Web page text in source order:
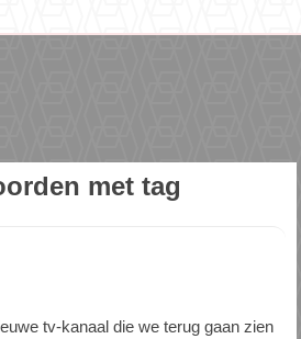
met tag
tv-kanaal die we terug gaan zien